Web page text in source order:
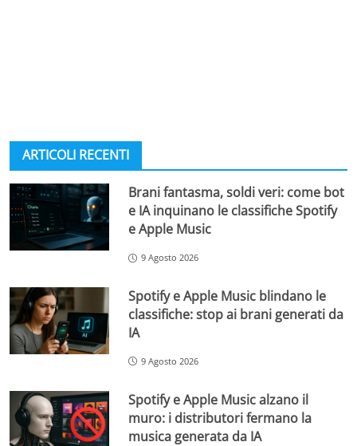
ARTICOLI RECENTI
Brani fantasma, soldi veri: come bot
e IA inquinano le classifiche Spotify
e Apple Music
9 Agosto 2026
Spotify e Apple Music blindano le
classifiche: stop ai brani generati da
IA
9 Agosto 2026
Spotify e Apple Music alzano il
muro: i distributori fermano la
musica generata da IA